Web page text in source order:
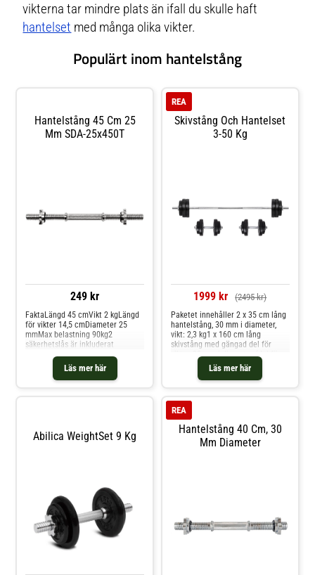
vikterna tar mindre plats än ifall du skulle haft
hantelset med många olika vikter.
Populärt inom hantelstång
Hantelstång 45 Cm 25
Mm SDA-25x450T
249 kr
Läs mer här
FaktaLängd 45 cmVikt 2 kgLängd
för vikter 14,5 cmDiameter 25
mmMax belastning 90kg2
säkerhetslås är inkluderat
Skivstång Och Hantelset
3-50 Kg
REA
1999 kr (2495 kr)
Läs mer här
Paketet innehåller 2 x 35 cm lång
hantelstång, 30 mm i diameter,
vikt: 2,3 kg1 x 160 cm lång
skivstång med gängad del för
vikter, 30 mm i diameter (del för
vikter med längd: 2 x 22,5 cm),
vikt: 9,2 kg, max belastning: 100
kg4 x 5 kg cementfyllda viktskivor ,
cementfyllda viktskivor , 22 cm i
ytterdiameter4 x 1,25 kg
cementfyllda viktskivor, 18 cm i
ytterdiameter6 x metallgängade
säkerhetslås
Abilica WeightSet 9 Kg
Hantelstång 40 Cm, 30
Mm Diameter
REA